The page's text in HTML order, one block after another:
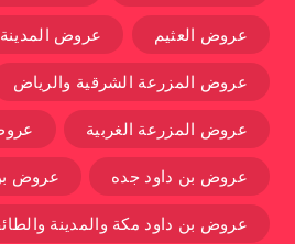
عروض العثيم عروض المدينة
عروض المزرعة الشرقية والرياض
عروض المزرعة الغربية
عروض بن داود جده عروض
عروض بن داود مكة والمدينة